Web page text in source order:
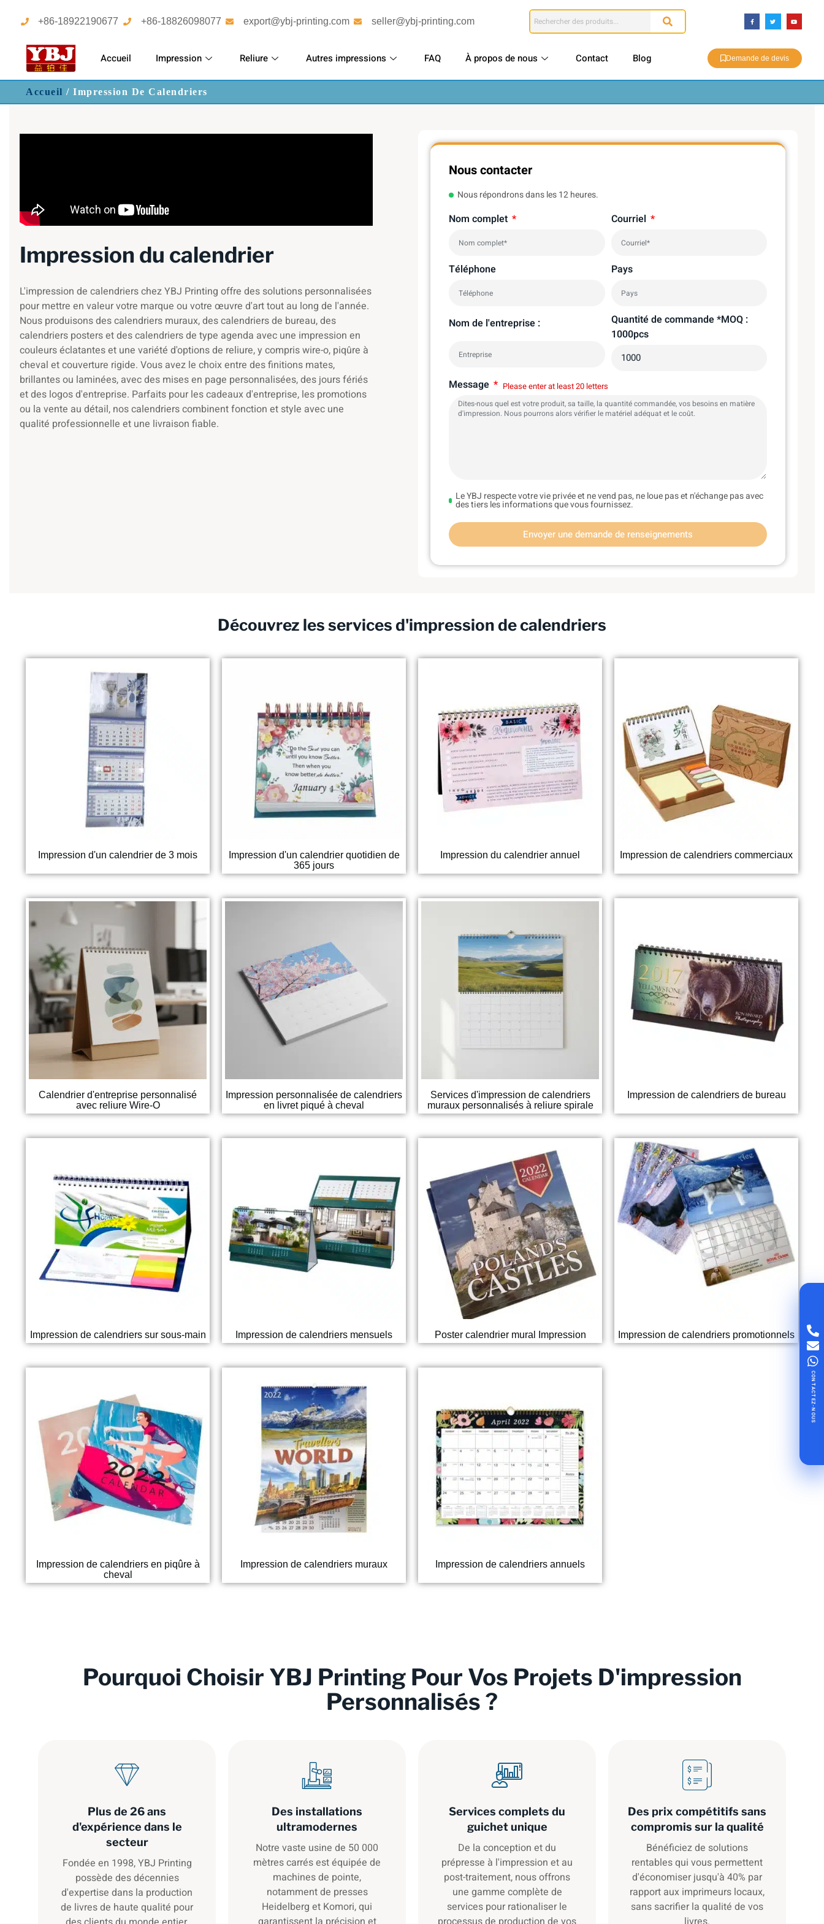
+86-18922190677 +86-18826098077 export@ybj-printing.com seller@ybj-printing.com
Accueil Impression Reliure Autres impressions FAQ À propos de nous Contact Blog Demande de devis
Accueil / Impression De Calendriers
Impression du calendrier
L'impression de calendriers chez YBJ Printing offre des solutions personnalisées
pour mettre en valeur votre marque ou votre œuvre d'art tout au long de l'année.
Nous produisons des calendriers muraux, des calendriers de bureau, des
calendriers posters et des calendriers de type agenda avec une impression en
couleurs éclatantes et une variété d'options de reliure, y compris wire-o, piqûre à
cheval et couverture rigide. Vous avez le choix entre des finitions mates,
brillantes ou laminées, avec des mises en page personnalisées, des jours fériés
et des logos d'entreprise. Parfaits pour les cadeaux d'entreprise, les promotions
ou la vente au détail, nos calendriers combinent fonction et style avec une
qualité professionnelle et une livraison fiable.
Nous contacter
Nous répondrons dans les 12 heures.
Nom complet Courriel
Téléphone Pays
Nom de l'entreprise :
Quantité de commande *MOQ :
1000pcs
Message Please enter at least 20 letters
Le YBJ respecte votre vie privée et ne vend pas, ne loue pas et n'échange pas avec
des tiers les informations que vous fournissez.
Envoyer une demande de renseignements
Découvrez les services d'impression de calendriers
Impression d'un calendrier de 3 mois
Impression d'un calendrier quotidien de
365 jours
Impression du calendrier annuel Impression de calendriers commerciaux
Calendrier d'entreprise personnalisé
avec reliure Wire-O
Impression personnalisée de calendriers
en livret piqué à cheval
Services d'impression de calendriers
muraux personnalisés à reliure spirale
Impression de calendriers de bureau
Impression de calendriers sur sous-main Impression de calendriers mensuels Poster calendrier mural Impression Impression de calendriers promotionnels
Impression de calendriers en piqûre à
cheval
Impression de calendriers muraux Impression de calendriers annuels
Pourquoi Choisir YBJ Printing Pour Vos Projets D'impression
Personnalisés ?
Plus de 26 ans
d'expérience dans le
secteur
Fondée en 1998, YBJ Printing
possède des décennies
d'expertise dans la production
de livres de haute qualité pour
Des installations
ultramodernes
Notre vaste usine de 50 000
mètres carrés est équipée de
machines de pointe,
notamment de presses
Heidelberg et Komori, qui
Services complets du
guichet unique
De la conception et du
prépresse à l'impression et au
post-traitement, nous offrons
une gamme complète de
services pour rationaliser le
Des prix compétitifs sans
compromis sur la qualité
Bénéficiez de solutions
rentables qui vous permettent
d'économiser jusqu'à 40% par
rapport aux imprimeurs locaux,
sans sacrifier la qualité de vos
CONTACTEZ-NOUS